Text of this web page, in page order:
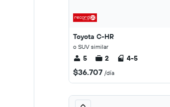
Toyota C-HR
o SUV similar
5 2 4-5
$36.707 /día